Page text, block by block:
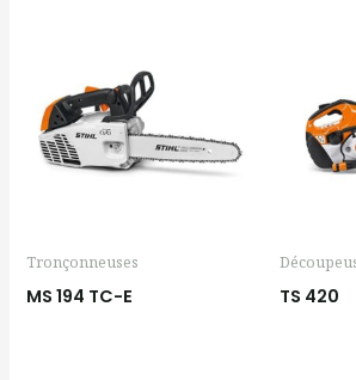
Tronçonneuses
MS 194 TC-E TS 420